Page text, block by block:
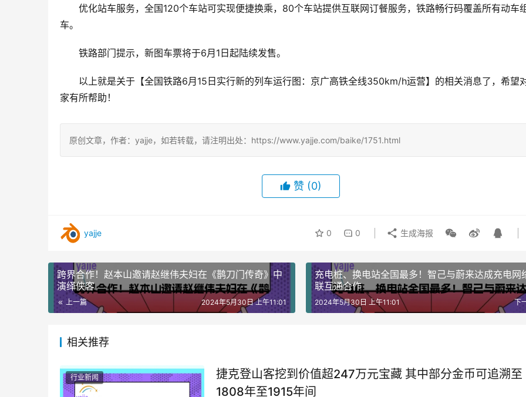
优化站车服务，全国120个车站可实现便捷换乘，80个车站提供互联网订餐服务，铁路畅行码覆盖所有动车
车。
铁路部门提示，新图车票将于6月1日起陆续发售。
以上就是关于【全国铁路6月15日实行新的列车运行图：京广高铁全线350km/h运营】的相关消息了，希望
家有所帮助！
原创文章，作者：yajje，如若转载，请注明出处：https://www.yajje.com/baike/1751.html
赞 (0)
yajje 0 0 生成海报
跨界合作！赵本山邀请赵继伟夫妇在《鹊刀门传奇》中
演绎侠客
上一篇 2024年5月30日 上午11:01
充电桩、换电站全国最多！智己与蔚来达成充电网
联互通合作
下
2024年5月30日 上午11:01
相关推荐
行业新闻
捷克登山客挖到价值超247万元宝藏 其中部分金币可追溯至
1808年至1915年间